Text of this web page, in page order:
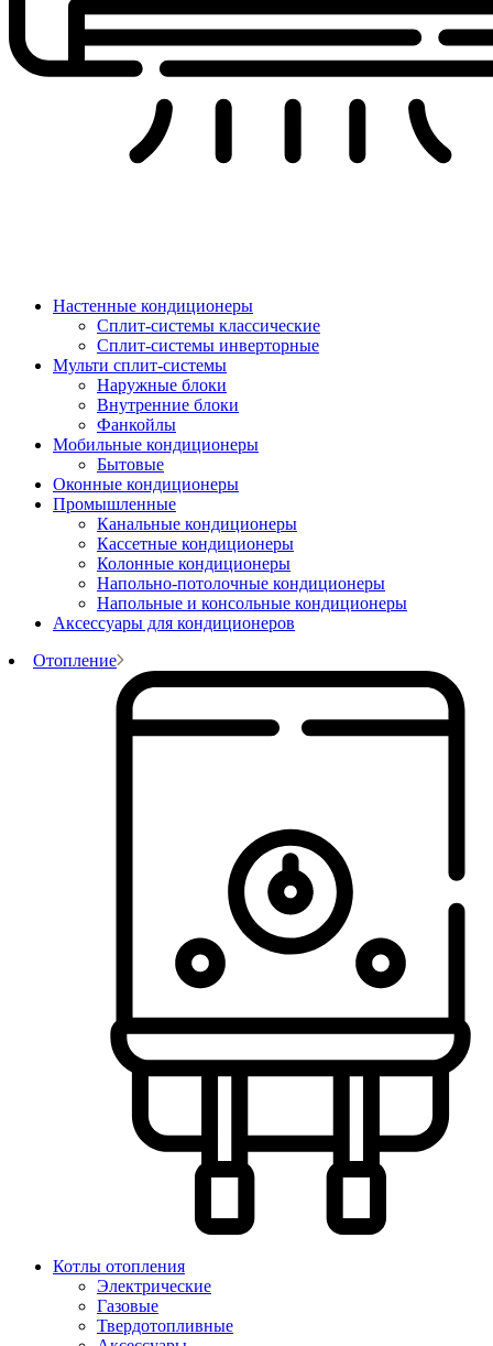
Настенные кондиционеры
Сплит-системы классические
Сплит-системы инверторные
Мульти сплит-системы
Наружные блоки
Внутренние блоки
Фанкойлы
Мобильные кондиционеры
Бытовые
Оконные кондиционеры
Промышленные
Канальные кондиционеры
Кассетные кондиционеры
Колонные кондиционеры
Напольно-потолочные кондиционеры
Напольные и консольные кондиционеры
Аксессуары для кондиционеров
Отопление
Котлы отопления
Электрические
Газовые
Твердотопливные